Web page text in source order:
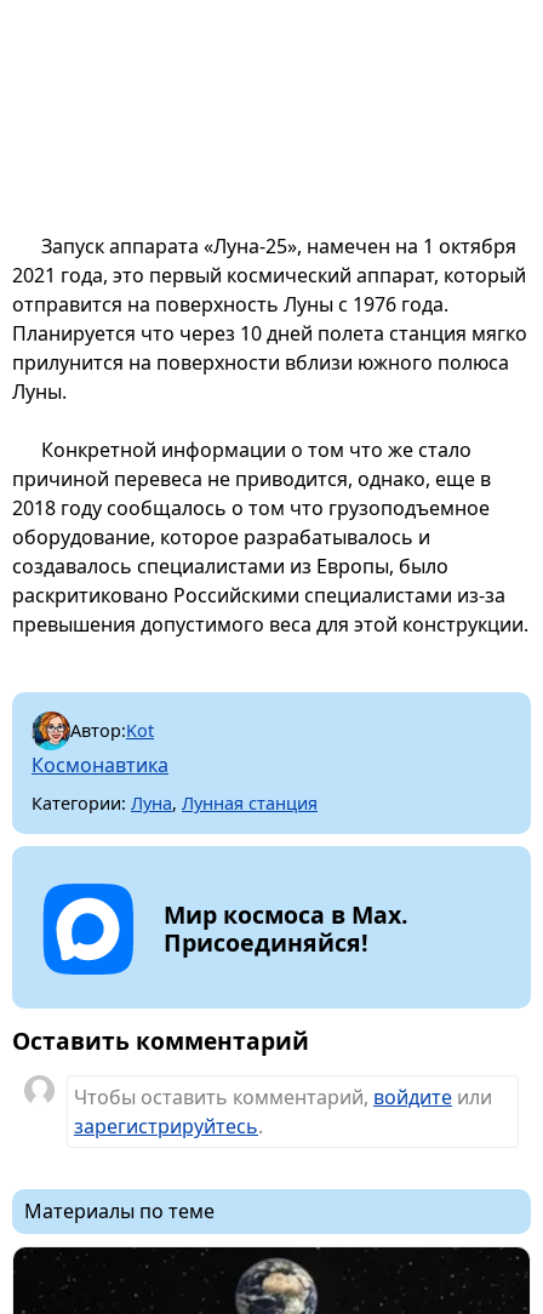
Запуск аппарата «Луна-25», намечен на 1 октября
2021 года, это первый космический аппарат, который
отправится на поверхность Луны с 1976 года.
Планируется что через 10 дней полета станция мягко
прилунится на поверхности вблизи южного полюса
Луны.
Конкретной информации о том что же стало
причиной перевеса не приводится, однако, еще в
2018 году сообщалось о том что грузоподъемное
оборудование, которое разрабатывалось и
создавалось специалистами из Европы, было
раскритиковано Российскими специалистами из-за
превышения допустимого веса для этой конструкции.
Автор:Kot
Космонавтика
Категории: Луна, Лунная станция
Мир космоса в Max.
Присоединяйся!
Оставить комментарий
Чтобы оставить комментарий, войдите или
зарегистрируйтесь.
Материалы по теме